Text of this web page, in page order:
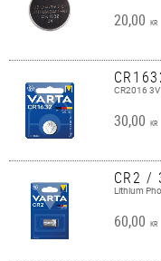
20,00 KR
CR2016
30,00 KR
CR2 /
Lithium
60,00 KR